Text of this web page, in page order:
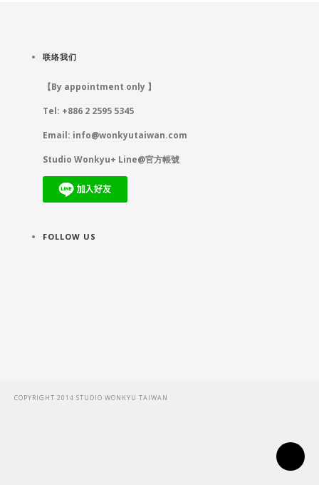
联络我们
【By appointment only 】
Tel: +886 2 2595 5345
Email: info@wonkyutaiwan.com
Studio Wonkyu+ Line@官方帳號
FOLLOW US
COPYRIGHT 2014 STUDIO WONKYU TAIWAN